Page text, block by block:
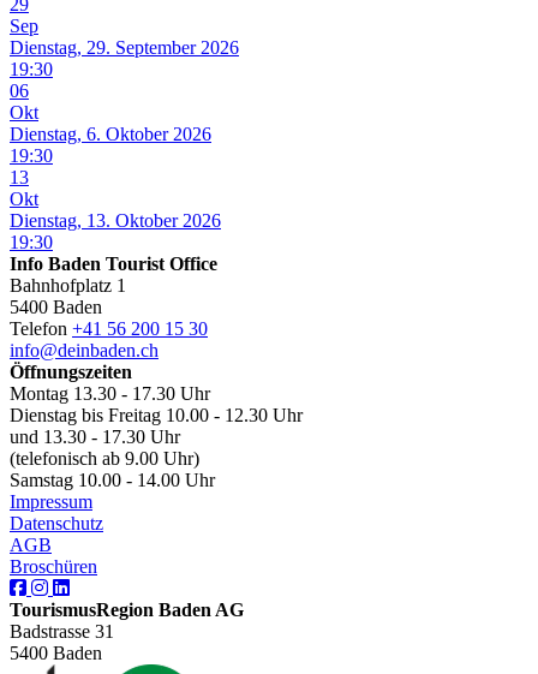
29
Sep
Dienstag, 29. September 2026
19:30
06
Okt
Dienstag, 6. Oktober 2026
19:30
13
Okt
Dienstag, 13. Oktober 2026
19:30
Info Baden Tourist Office
Bahnhofplatz 1
5400 Baden
Telefon +41 56 200 15 30
info@deinbaden.ch
Öffnungszeiten
Montag 13.30 - 17.30 Uhr
Dienstag bis Freitag 10.00 - 12.30 Uhr
und 13.30 - 17.30 Uhr
(telefonisch ab 9.00 Uhr)
Samstag 10.00 - 14.00 Uhr
Impressum
Datenschutz
AGB
Broschüren
TourismusRegion Baden AG
Badstrasse 31
5400 Baden